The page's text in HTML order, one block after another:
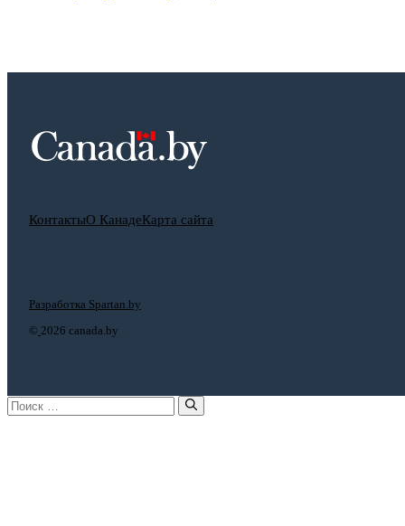
КонтактыО КанадеКарта сайта
© 2026 canada.by
Разработка Spartan.by
Поиск: